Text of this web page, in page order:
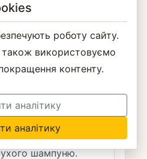
жирніє вже
недостатнє
зон,
коренях або
шампуню.
роботу сайту.
використовуємо
контенту.
аналітику
аналітику